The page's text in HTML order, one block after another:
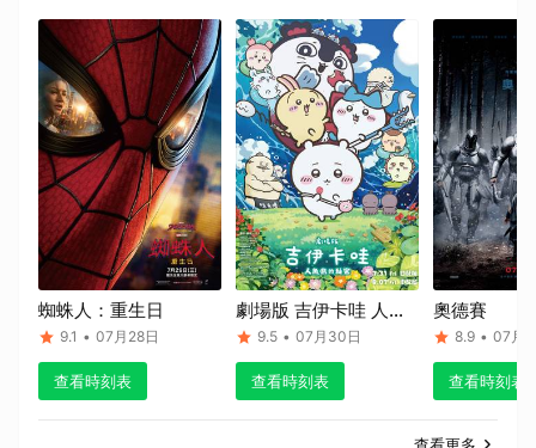
蜘蛛人：重生日
9.1 • 07月28日
查看時刻表
劇場版 吉伊卡哇 人魚
島的秘密
9.5 • 07月30日
查看時刻表
奧德賽
8.9 • 07月
查看時刻表